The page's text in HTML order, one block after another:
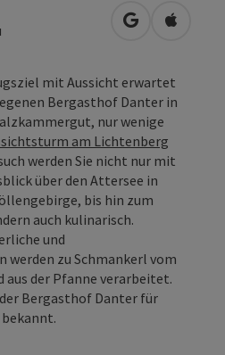
in Google
in
mit Aussicht erwartet
Bergasthof Danter in
nur wenige
am Lichtenberg
werden Sie nicht nur mit
über den Attersee in
bis hin zum
auch kulinarisch.
und
zu Schmankerl vom
der Pfanne verarbeitet.
Bergasthof Danter für
bekannt.